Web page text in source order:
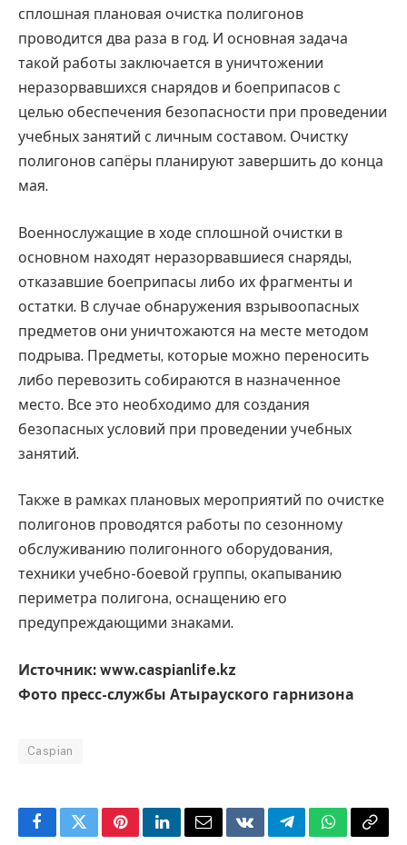
сплошная плановая очистка полигонов
проводится два раза в год. И основная задача
такой работы заключается в уничтожении
неразорвавшихся снарядов и боеприпасов с
целью обеспечения безопасности при проведении
учебных занятий с личным составом. Очистку
полигонов сапёры планируют завершить до конца
мая.
Военнослужащие в ходе сплошной очистки в
основном находят неразорвавшиеся снаряды,
отказавшие боеприпасы либо их фрагменты и
остатки. В случае обнаружения взрывоопасных
предметов они уничтожаются на месте методом
подрыва. Предметы, которые можно переносить
либо перевозить собираются в назначенное
место. Все это необходимо для создания
безопасных условий при проведении учебных
занятий.
Также в рамках плановых мероприятий по очистке
полигонов проводятся работы по сезонному
обслуживанию полигонного оборудования,
техники учебно-боевой группы, окапыванию
периметра полигона, оснащению его
предупреждающими знаками.
Источник: www.caspianlife.kz
Фото пресс-службы Атырауского гарнизона
Caspian
FacebookTwitterPinterestLinkedInEmailVKontakteTelegramWhatsApp
Copy